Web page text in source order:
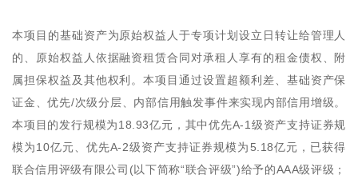
本项目的基础资产为原始权益人于专项计划设立日转让给管理人
的、原始权益人依据融资租赁合同对承租人享有的租金债权、附
属担保权益及其他权利。本项目通过设置超额利差、基础资产保
证金、优先/次级分层、内部信用触发事件来实现内部信用增级。
本项目的发行规模为18.93亿元，其中优先A-1级资产支持证券规
模为10亿元、优先A-2级资产支持证券规模为5.18亿元，已获得
联合信用评级有限公司(以下简称“联合评级”)给予的AAA级评级；